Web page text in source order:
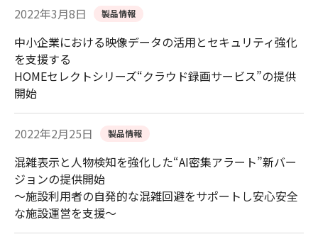
2022年3月8日 製品情報
中小企業における映像データの活用とセキュリティ強化
を支援する
HOMEセレクトシリーズ“クラウド録画サービス”の提供
開始
2022年2月25日 製品情報
混雑表示と人物検知を強化した“AI密集アラート”新バー
ジョンの提供開始
～施設利用者の自発的な混雑回避をサポートし安心安全
な施設運営を支援～